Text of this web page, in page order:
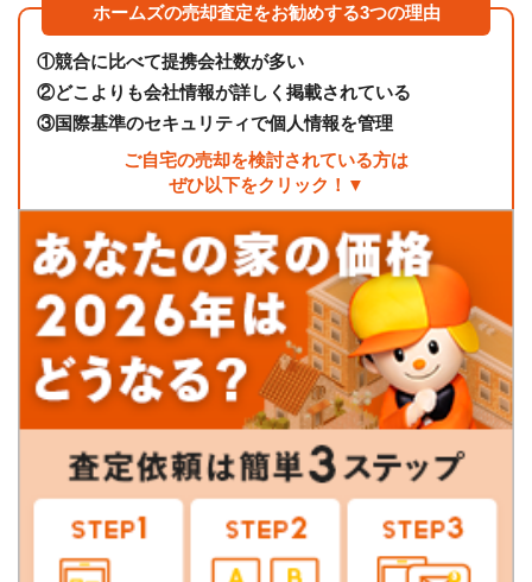
ホームズの売却査定をお勧めする3つの理由
①競合に比べて提携会社数が多い
②どこよりも会社情報が詳しく掲載されている
③国際基準のセキュリティで個人情報を管理
ご自宅の売却を検討されている方は
ぜひ以下をクリック！▼